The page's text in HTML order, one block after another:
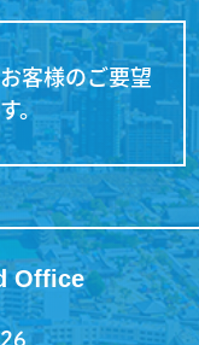
客様のご要望